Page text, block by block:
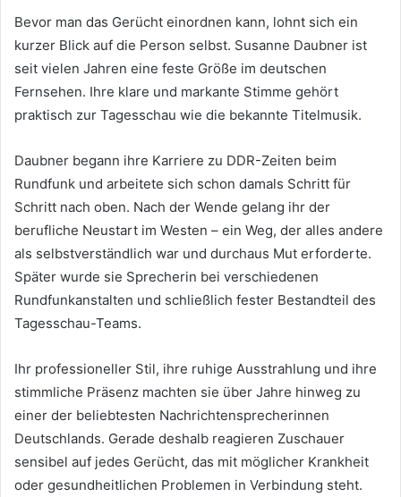
Bevor man das Gerücht einordnen kann, lohnt sich ein
kurzer Blick auf die Person selbst. Susanne Daubner ist
seit vielen Jahren eine feste Größe im deutschen
Fernsehen. Ihre klare und markante Stimme gehört
praktisch zur Tagesschau wie die bekannte Titelmusik.
Daubner begann ihre Karriere zu DDR-Zeiten beim
Rundfunk und arbeitete sich schon damals Schritt für
Schritt nach oben. Nach der Wende gelang ihr der
berufliche Neustart im Westen – ein Weg, der alles andere
als selbstverständlich war und durchaus Mut erforderte.
Später wurde sie Sprecherin bei verschiedenen
Rundfunkanstalten und schließlich fester Bestandteil des
Tagesschau-Teams.
Ihr professioneller Stil, ihre ruhige Ausstrahlung und ihre
stimmliche Präsenz machten sie über Jahre hinweg zu
einer der beliebtesten Nachrichtensprecherinnen
Deutschlands. Gerade deshalb reagieren Zuschauer
sensibel auf jedes Gerücht, das mit möglicher Krankheit
oder gesundheitlichen Problemen in Verbindung steht.